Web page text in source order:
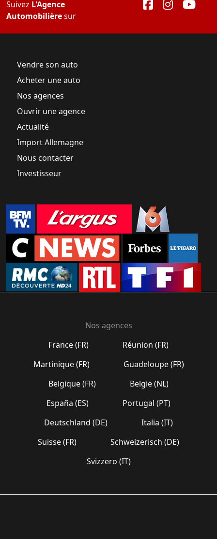
Suivez L'Agence
Automobilièresur
Vendre son auto
Acheter une auto
Nos agences
Ouvrir une agence
Actualité
Import Allemagne
Nous contacter
Investisseur
Nos agences
France (FR)
Réunion (FR)
Martinique (FR)
Guadeloupe (FR)
Belgique (FR)
België (NL)
España (ES)
Portugal (PT)
Deutschland (DE)
Italia (IT)
Suisse (FR)
Schweizerisch (DE)
Svizzero (IT)